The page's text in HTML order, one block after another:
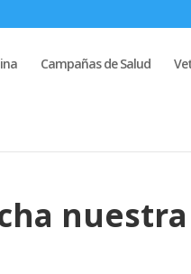
Campañas de Salud